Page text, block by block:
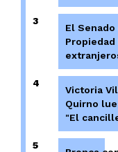
3
El
4
Victoria
Quirno
"El
5